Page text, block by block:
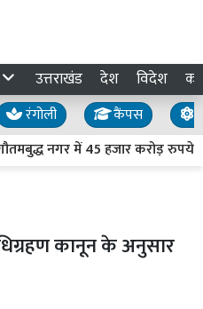
उत्तराखंड देश विदेश
रंगोली कैंपस
नगर में 45 हजार करोड़ रुपये
कानून के अनुसार